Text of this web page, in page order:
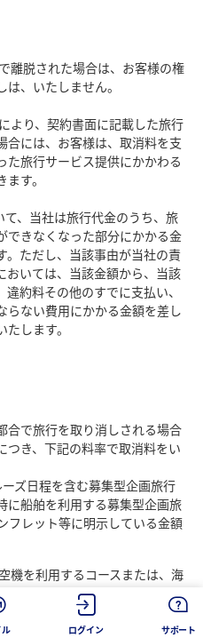
離脱された場合は、お客様の権
、いたしません。
より、契約書面に記載した旅行
合には、お客様は、取消料を支
た旅行サービス提供にかかわる
す。
、当社は旅行代金のうち、旅
できなくなった部分にかかる金
。ただし、当該事由が当社の責
おいては、当該金額から、当該
約料その他のすでに支払い、
らない費用にかかる金額を差し
します。
合で旅行を取り消しされる場合
つき、下記の料率で取消料をい
ズ日程を含む募集型企画旅行
に船舶を利用する募集型企画旅
フレット等に明示している金額
機を利用するコースまたは、海
アーを除く）
ル ログイン サポート